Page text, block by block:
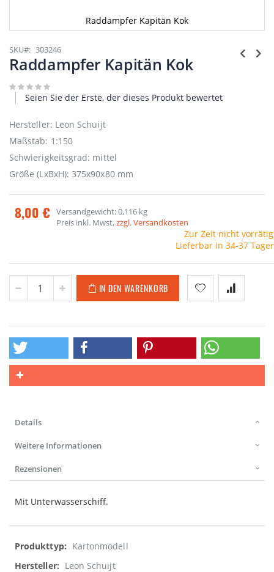
Raddampfer Kapitän Kok
Anfang
der
Bildgalerie
SKU 303246
Raddampfer Kapitän Kok
Seien Sie der Erste, der dieses Produkt bewertet
Hersteller: Leon Schuijt
Maßstab: 1:150
Schwierigkeitsgrad: mittel
Größe (LxBxH): 375x90x80 mm
8,00 € Versandgewicht: 0,116 kg
Preis inkl. Mwst,zzgl. Versandkosten
Zur Zeit nicht
Lieferbar in 34-37
IN DEN WARENKORB
Details
Weitere Informationen
Rezensionen
Mit Unterwasserschiff.
Weitere
Informationen
Kartonmodell
Leon Schuijt